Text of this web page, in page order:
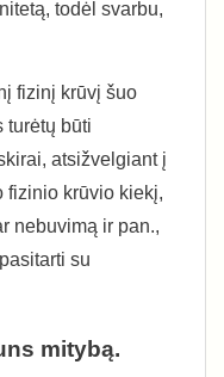
todėl svarbu,
fizinį krūvį šuo
turėtų būti
atsižvelgiant į
fizinio krūvio kiekį,
nebuvimą ir pan.,
su
mitybą.